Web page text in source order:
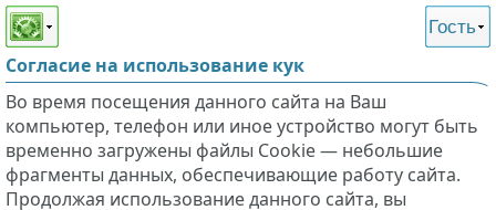
Этот сайт поддерживает
слабовидящих
Гость
Согласие на использование кук
Во время посещения данного сайта на Ваш
компьютер, телефон или иное устройство могут быть
временно загружены файлы Cookie — небольшие
фрагменты данных, обеспечивающие работу сайта.
Продолжая использование данного сайта, вы